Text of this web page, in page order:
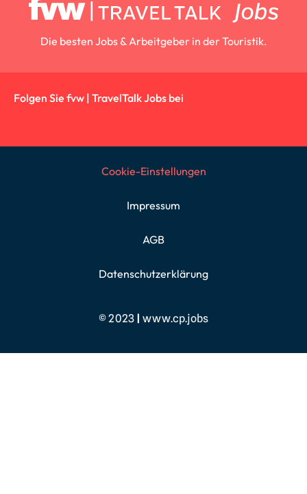
Die besten Jobs & Arbeitgeber in der Touristik.
Folgen Sie fvw | TravelTalk Jobs bei
Cookie-Einstellungen
Impressum
AGB
Datenschutzerklärung
© 2023 www.cp.jobs